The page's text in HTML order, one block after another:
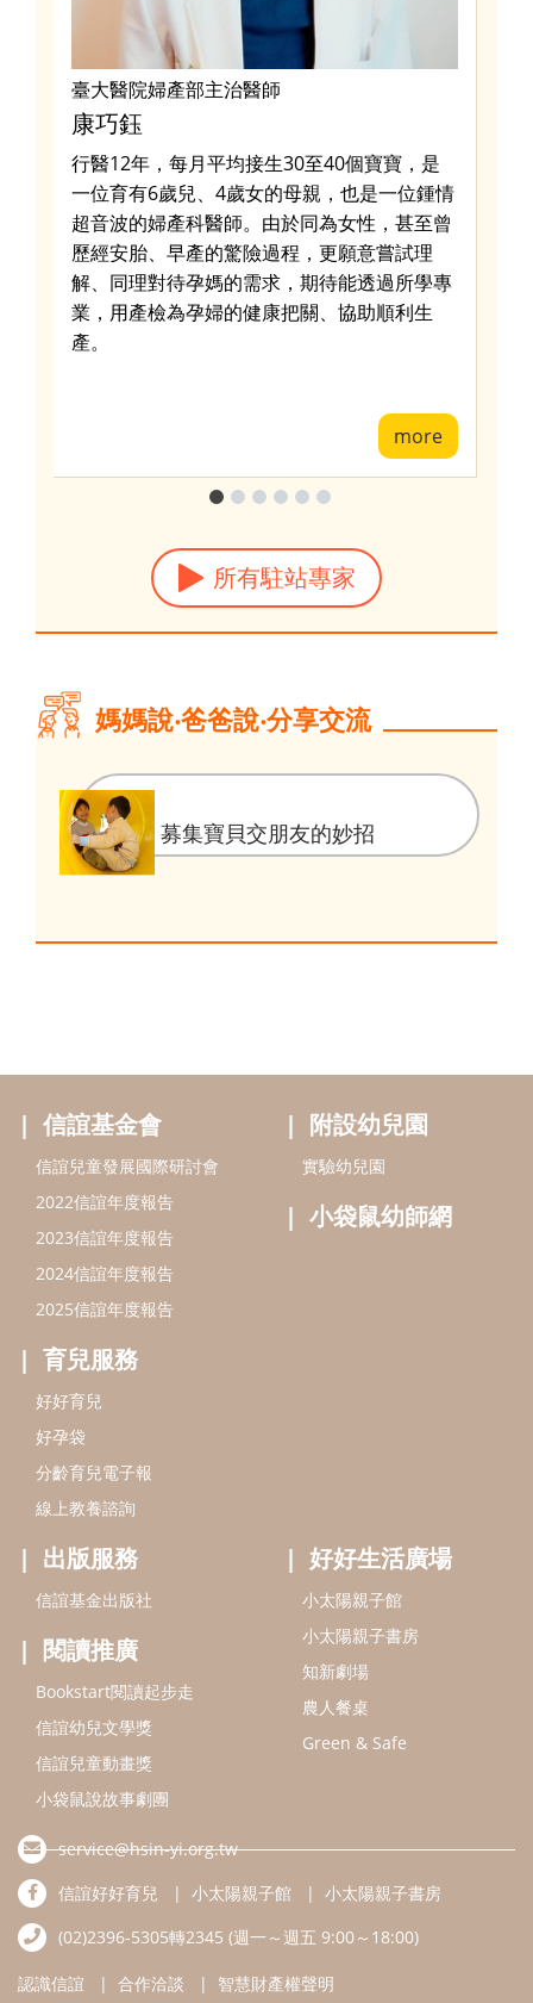
臺大醫院婦產部主治醫師
康巧鈺
行醫12年，每月平均接生30至40個寶寶，是
一位育有6歲兒、4歲女的母親，也是一位鍾情
超音波的婦產科醫師。由於同為女性，甚至曾
歷經安胎、早產的驚險過程，更願意嘗試理
解、同理對待孕媽的需求，期待能透過所學專
業，用產檢為孕婦的健康把關、協助順利生
產。
more
所有駐站專家
媽媽說‧爸爸說‧分享交流
募集寶貝交朋友的妙招
信誼基金會
信誼兒童發展國際研討會
2022信誼年度報告
2023信誼年度報告
2024信誼年度報告
2025信誼年度報告
育兒服務
好好育兒
好孕袋
分齡育兒電子報
線上教養諮詢
附設幼兒園
實驗幼兒園
小袋鼠幼師網
出版服務
信誼基金出版社
閱讀推廣
Bookstart閱讀起步走
信誼幼兒文學獎
信誼兒童動畫獎
小袋鼠說故事劇團
好好生活廣場
小太陽親子館
小太陽親子書房
知新劇場
農人餐桌
Green & Safe
service@hsin-yi.org.tw
信誼好好育兒
小太陽親子館
小太陽親子書房
(02)2396-5305轉2345 (週一～週五 9:00～18:00)
認識信誼 合作洽談 智慧財產權聲明